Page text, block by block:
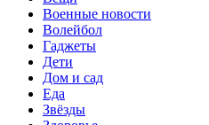
Военные новости
Волейбол
Гаджеты
Дети
Дом и сад
Еда
Звёзды